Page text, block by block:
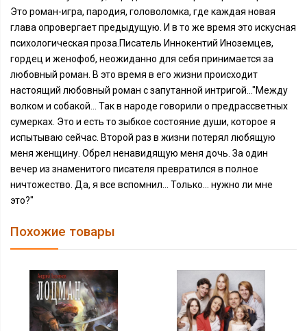
Это роман-игра, пародия, головоломка, где каждая новая
глава опровергает предыдущую. И в то же время это искусная
психологическая проза.Писатель Иннокентий Иноземцев,
гордец и женофоб, неожиданно для себя принимается за
любовный роман. В это время в его жизни происходит
настоящий любовный роман с запутанной интригой..."Между
волком и собакой... Так в народе говорили о предрассветных
сумерках. Это и есть то зыбкое состояние души, которое я
испытываю сейчас. Второй раз в жизни потерял любящую
меня женщину. Обрел ненавидящую меня дочь. За один
вечер из знаменитого писателя превратился в полное
ничтожество. Да, я все вспомнил... Только... нужно ли мне
это?"
Похожие товары